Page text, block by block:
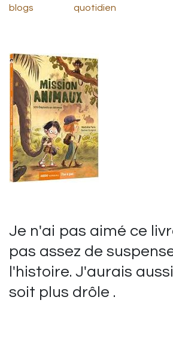
blogs
quotidien
Je n'ai pas aimé ce
pas assez de
l'histoire. J'aurais
soit plus drôle .